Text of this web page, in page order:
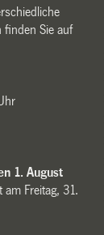
finden Sie auf
1. August
am Freitag, 31.